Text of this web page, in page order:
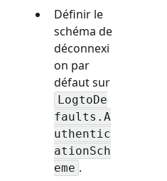
Définir le
schéma de
déconnexi
on par
défaut sur
LogtoDe
faults.A
uthentic
ationSch
eme .